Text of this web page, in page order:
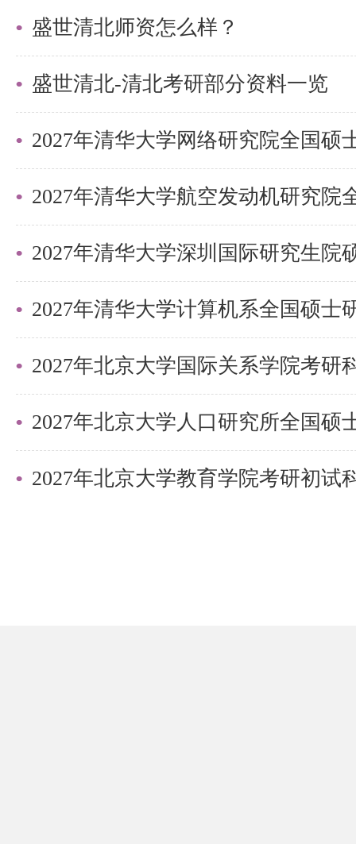
约时间，提高上岸的成功率！
持。盛世清北-清北考研集训营，
造，有清北先行营、清北强基营
实战营、清北冲刺营，更有清北
可选择，清北学长领学，班主任
巧，专项技能拔高，学员遍布清
清北。
更多清北考研备考资料及清北考
盛世清北老师。
盛世清北师资怎么样？
盛世清北-清北考研部分资料一览
2027年清华大学深圳国际研究生院
2027年北京大学国际关系学院考研
2027年北京大学教育学院考研初试